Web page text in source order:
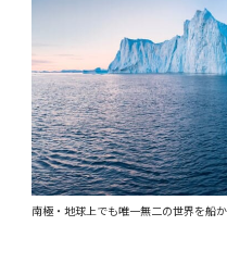
南極・地球上でも唯一無二の世界を船